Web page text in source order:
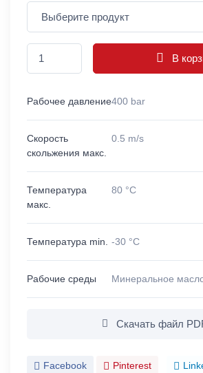
В
Рабочее давление400 bar
Скорость
скольжения макс.
0.5 m/s
Температура
макс.
80 °C
Температура min. -30 °C
Рабочие среды Минеральное
Скачать файл
Facebook Pinterest